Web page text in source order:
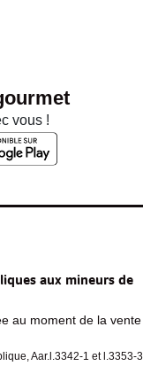
vous !
aux mineurs de
au moment de la vente
Aar.l.3342-1 et l.3353-3